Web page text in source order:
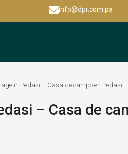
info@dpr.com.pa
in Pedasi – Casa de campo en Pedasi
– Casa de